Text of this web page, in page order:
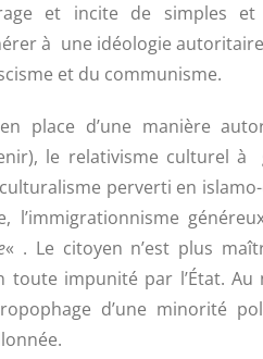
et incite de simples et
à une idéologie
et du communisme.
en place d’une manière
le relativisme culturel
perverti en
l’immigrationnisme
« . Le citoyen n’est plus
toute impunité par l’État.
d’une minorité